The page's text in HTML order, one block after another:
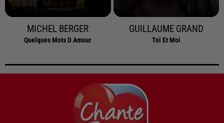
MICHEL BERGER
Quelques Mots D Amour
GUILLAUME GRAND
Toi Et Moi